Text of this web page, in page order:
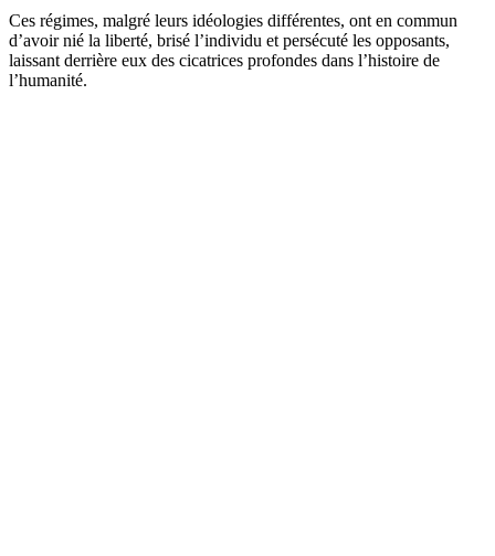
Ces régimes, malgré leurs idéologies différentes, ont en commun
d’avoir nié la liberté, brisé l’individu et persécuté les opposants,
laissant derrière eux des cicatrices profondes dans l’histoire de
l’humanité.